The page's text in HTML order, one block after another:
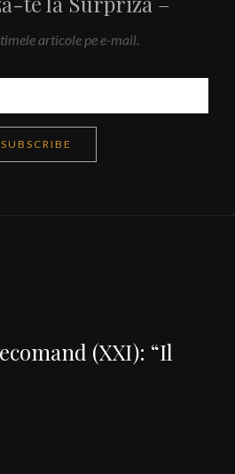
articole pe e-mail.
SUBSCRIBE
(XXI): “Il